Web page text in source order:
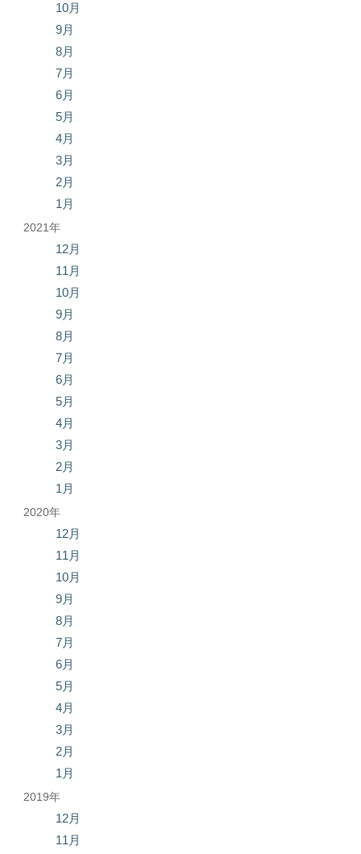
10月
9月
8月
7月
6月
5月
4月
3月
2月
1月
2021年
12月
11月
10月
9月
8月
7月
6月
5月
4月
3月
2月
1月
2020年
12月
11月
10月
9月
8月
7月
6月
5月
4月
3月
2月
1月
2019年
12月
11月